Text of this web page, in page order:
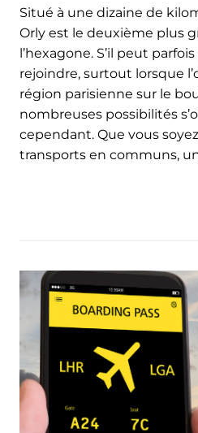
Situé à une dizaine de
Orly est le deuxième plus
l’hexagone. S’il peut
rejoindre, surtout lorsque
région parisienne sur le
nombreuses possibilités
cependant. Que vous
transports en communs,